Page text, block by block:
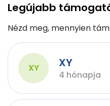
Legújabb
Nézd meg, mennyien
XY XY
4 hónapja